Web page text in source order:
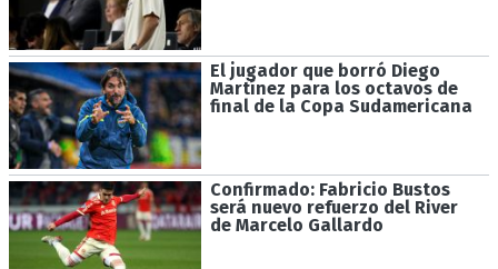
El jugador que borró Diego
Martínez para los octavos de
final de la Copa Sudamericana
Confirmado: Fabricio Bustos
será nuevo refuerzo del River
de Marcelo Gallardo